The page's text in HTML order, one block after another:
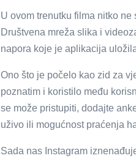
U ovom trenutku filma nitko
Društvena mreža slika i
napora koje je aplikacija
Ono što je počelo kao zid za
poznatim i koristilo među
se može pristupiti, dodajte
uživo ili mogućnost praćenja
Sada nas Instagram